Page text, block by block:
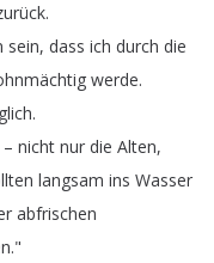
.
sein, dass ich durch die
werde.
.
– nicht nur die Alten,
langsam ins Wasser
abfrischen
."